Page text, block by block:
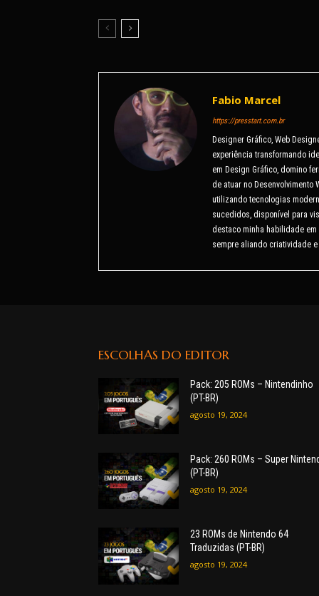
Fabio Marcel
https://presstart.com.br
Designer Gráfico, Web
experiência transformando
em Design Gráfico, domino
de atuar no Desenvolvimento
utilizando tecnologias
sucedidos, disponível para
destaco minha habilidade
sempre aliando criatividade
ESCOLHAS DO EDITOR
Pack: 205 ROMs – Nintendinho
(PT-BR)
agosto 19, 2024
Pack: 260 ROMs – Super
(PT-BR)
agosto 19, 2024
23 ROMs de Nintendo 64
Traduzidas (PT-BR)
agosto 19, 2024